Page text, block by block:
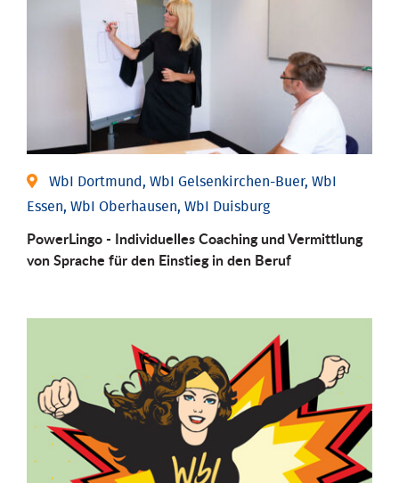
WbI Dortmund, WbI Gelsenkirchen-Buer, WbI
Essen, WbI Oberhausen, WbI Duisburg
PowerLingo - Individuelles Coaching und Vermittlung
von Sprache für den Einstieg in den Beruf